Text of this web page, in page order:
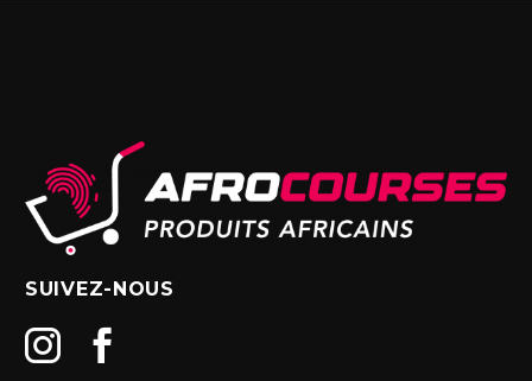
SUIVEZ-NOUS